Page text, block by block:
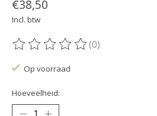
€38,50
Incl. btw
De beoordeling van dit product is
(0)
Op voorraad
Hoeveelheid: